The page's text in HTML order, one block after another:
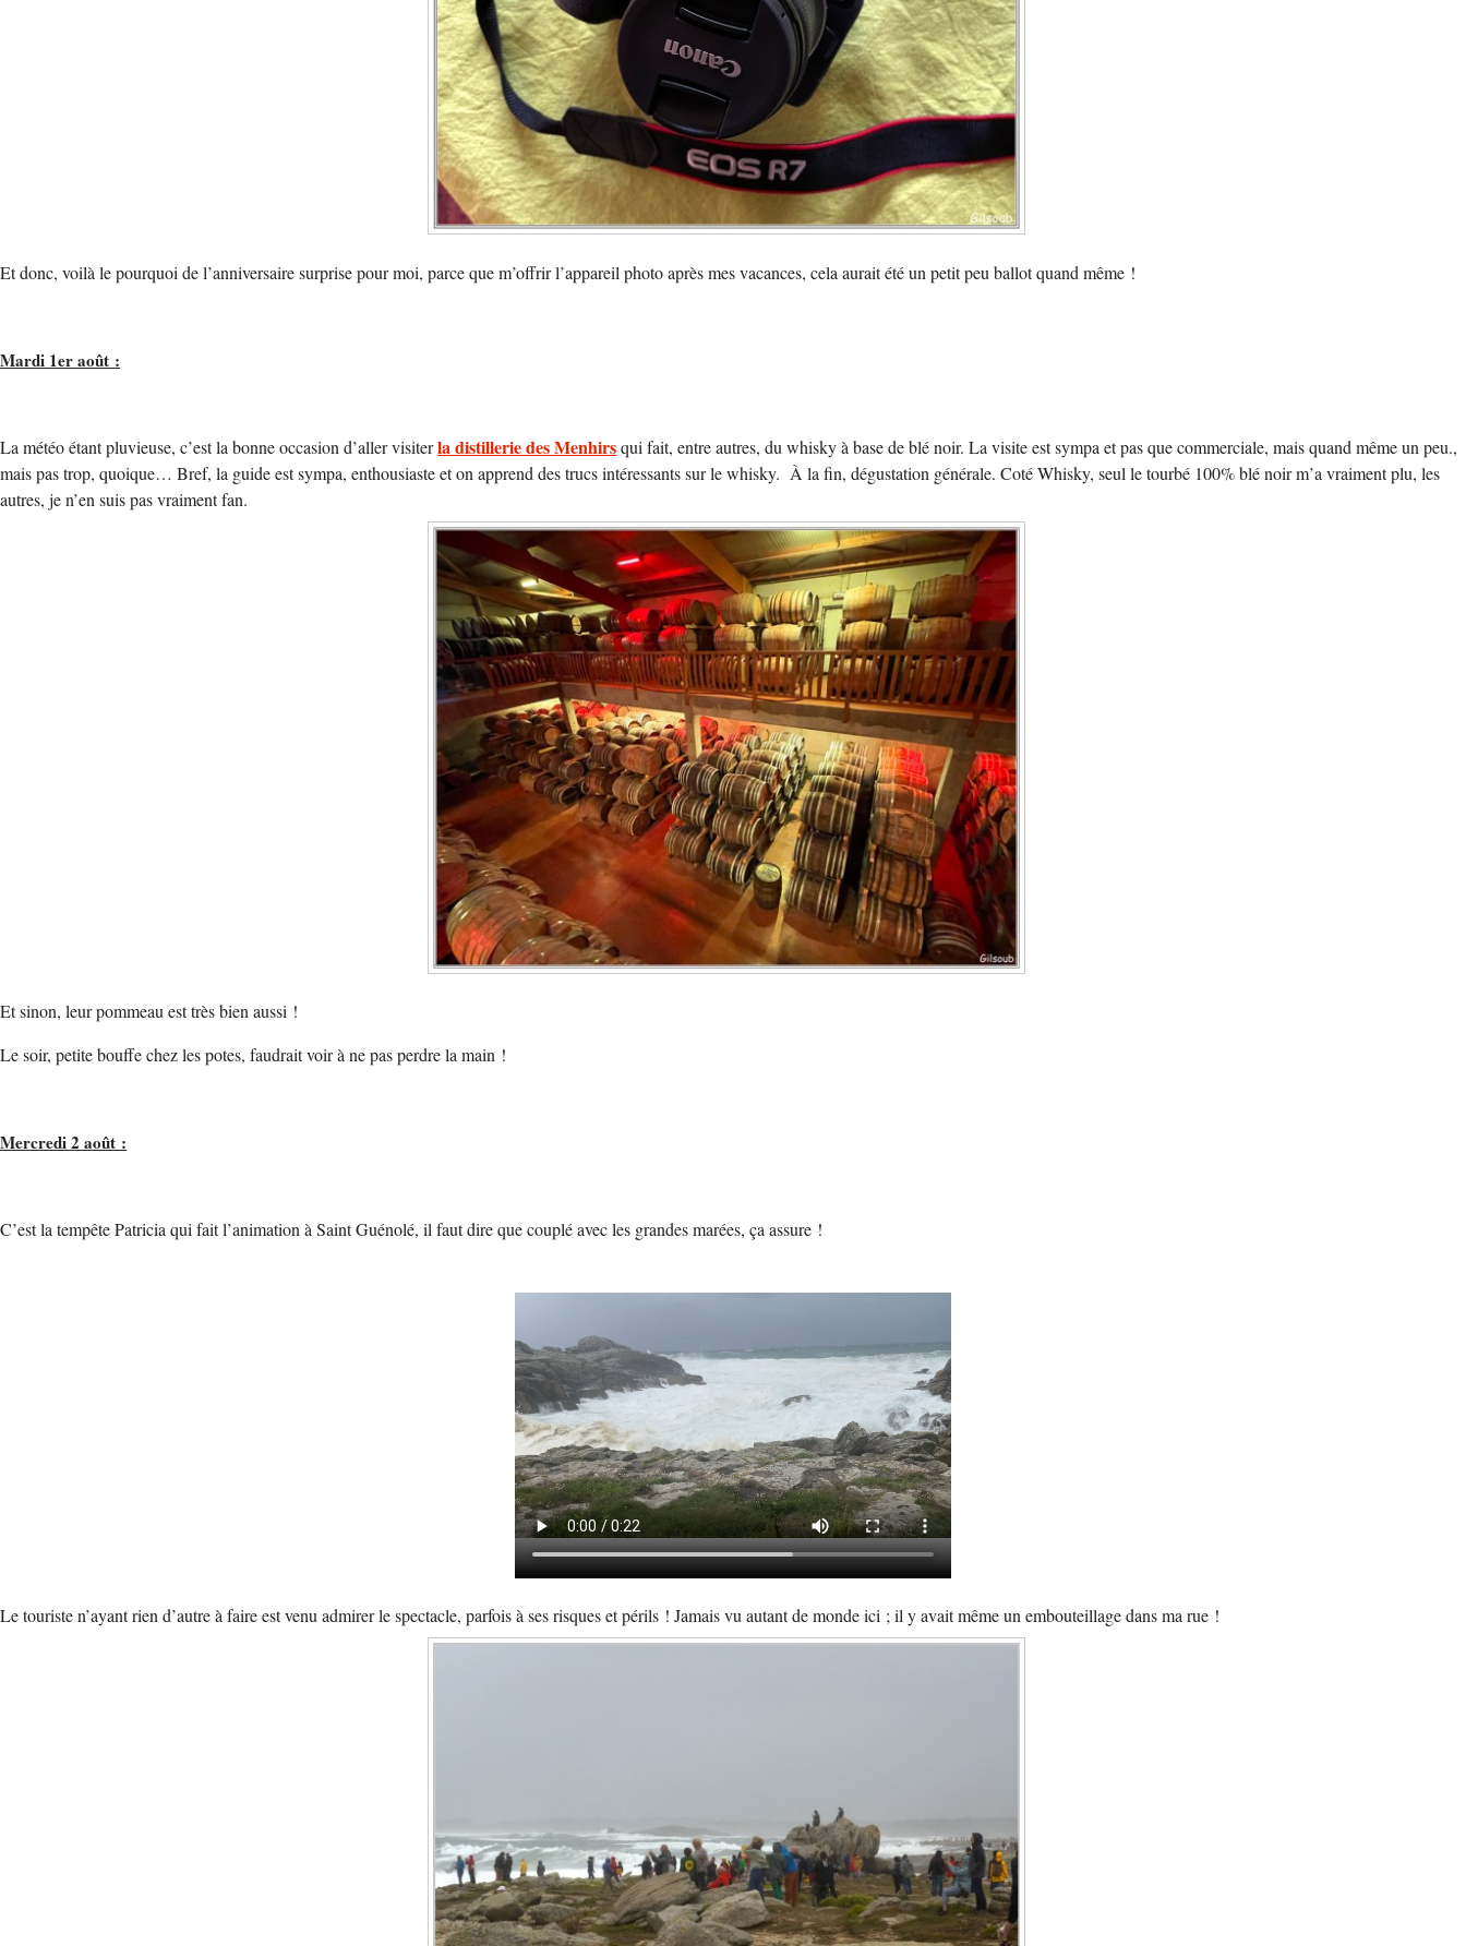
Et donc, voilà le pourquoi de l’anniversaire surprise pour moi, parce que m’offrir l’appareil photo après mes vacances, cela aurait été un petit peu ballot quand même !
Mardi 1er août :
La météo étant pluvieuse, c’est la bonne occasion d’aller visiterla distillerie des Menhirsqui fait, entre autres, du whisky à base de blé noir. La visite est sympa et pas que commerciale, mais quand même un peu.,
mais pas trop, quoique… Bref, la guide est sympa, enthousiaste et on apprend des trucs intéressants sur le whisky. À la fin, dégustation générale. Coté Whisky, seul le tourbé 100% blé noir m’a vraiment plu, les
autres, je n’en suis pas vraiment fan.
Et sinon, leur pommeau est très bien aussi !
Le soir, petite bouffe chez les potes, faudrait voir à ne pas perdre la main !
Mercredi 2 août :
C’est la tempête Patricia qui fait l’animation à Saint Guénolé, il faut dire que couplé avec les grandes marées, ça assure !
Le touriste n’ayant rien d’autre à faire est venu admirer le spectacle, parfois à ses risques et périls ! Jamais vu autant de monde ici ; il y avait même un embouteillage dans ma rue !